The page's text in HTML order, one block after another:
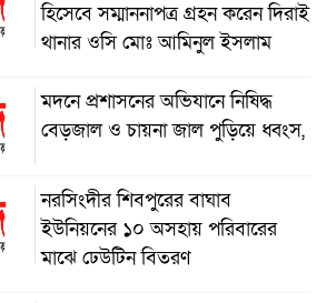
হিসেবে সম্মাননাপত্র গ্রহন করেন দিরাই
থানার ওসি মোঃ আমিনুল ইসলাম
মদনে প্রশাসনের অভিযানে নিষিদ্ধ
বেড়জাল ও চায়না জাল পুড়িয়ে ধ্বংস,
নরসিংদীর শিবপুরের বাঘাব
ইউনিয়নের ১০ অসহায় পরিবারের
মাঝে ঢেউটিন বিতরণ